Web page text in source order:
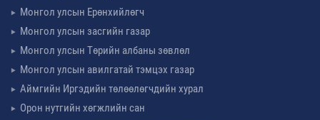
Монгол улсын Ерөнхийлөгч
Монгол улсын засгийн газар
Монгол улсын Төрийн албаны зөвлөл
Монгол улсын авилгатай тэмцэх газар
Аймгийн Иргэдийн төлөөлөгчдийн хурал
Орон нутгийн хөгжлийн сан